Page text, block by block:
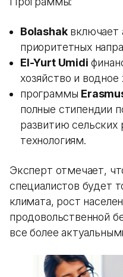
Bolashakвключает
приоритетных
El-Yurt Umidi
хозяйство и водное
программы
полные стипендии
развитию
технологиям.
Эксперт отмечает,
специалистов будет
климата, рост
продовольственной
все более